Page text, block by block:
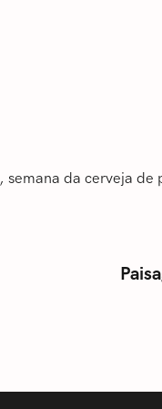
semana da cerveja de